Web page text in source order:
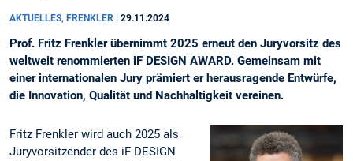
AKTUELLES, FRENKLER 29.11.2024
Prof. Fritz Frenkler übernimmt 2025 erneut den Juryvorsitz des
weltweit renommierten iF DESIGN AWARD. Gemeinsam mit
einer internationalen Jury prämiert er herausragende Entwürfe,
die Innovation, Qualität und Nachhaltigkeit vereinen.
Fritz Frenkler wird auch 2025 als
Juryvorsitzender des iF DESIGN